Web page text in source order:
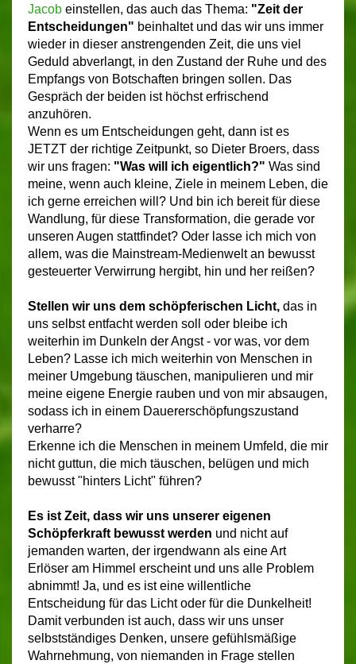
Jacob einstellen, das auch das Thema: "Zeit der
Entscheidungen" beinhaltet und das wir uns immer
wieder in dieser anstrengenden Zeit, die uns viel
Geduld abverlangt, in den Zustand der Ruhe und des
Empfangs von Botschaften bringen sollen. Das
Gespräch der beiden ist höchst erfrischend
anzuhören.
Wenn es um Entscheidungen geht, dann ist es
JETZT der richtige Zeitpunkt, so Dieter Broers, dass
wir uns fragen: "Was will ich eigentlich?" Was sind
meine, wenn auch kleine, Ziele in meinem Leben, die
ich gerne erreichen will? Und bin ich bereit für diese
Wandlung, für diese Transformation, die gerade vor
unseren Augen stattfindet? Oder lasse ich mich von
allem, was die Mainstream-Medienwelt an bewusst
gesteuerter Verwirrung hergibt, hin und her reißen?
Stellen wir uns dem schöpferischen Licht, das in
uns selbst entfacht werden soll oder bleibe ich
weiterhin im Dunkeln der Angst - vor was, vor dem
Leben? Lasse ich mich weiterhin von Menschen in
meiner Umgebung täuschen, manipulieren und mir
meine eigene Energie rauben und von mir absaugen,
sodass ich in einem Dauererschöpfungszustand
verharre?
Erkenne ich die Menschen in meinem Umfeld, die mir
nicht guttun, die mich täuschen, belügen und mich
bewusst "hinters Licht" führen?
Es ist Zeit, dass wir uns unserer eigenen
Schöpferkraft bewusst werden und nicht auf
jemanden warten, der irgendwann als eine Art
Erlöser am Himmel erscheint und uns alle Problem
abnimmt! Ja, und es ist eine willentliche
Entscheidung für das Licht oder für die Dunkelheit!
Damit verbunden ist auch, dass wir uns unser
selbstständiges Denken, unsere gefühlsmäßige
Wahrnehmung, von niemanden in Frage stellen